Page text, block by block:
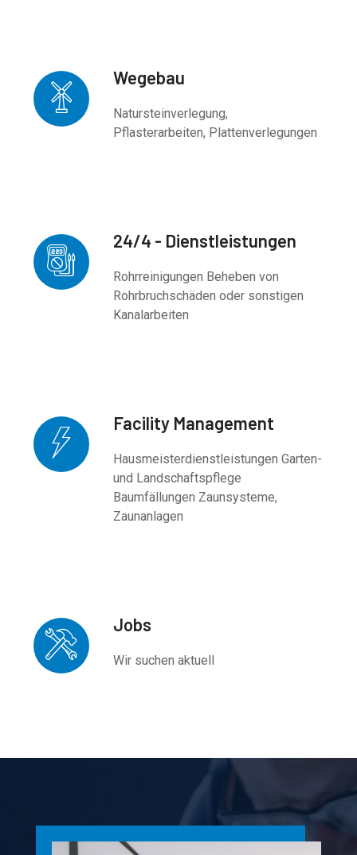
Wegebau
Natursteinverlegung,
Pflasterarbeiten, Plattenverlegungen
24/4 - Dienstleistungen
Rohrreinigungen Beheben von
Rohrbruchschäden oder sonstigen
Kanalarbeiten
Facility Management
Hausmeisterdienstleistungen Garten-
und Landschaftspflege
Baumfällungen Zaunsysteme,
Zaunanlagen
Jobs
Wir suchen aktuell